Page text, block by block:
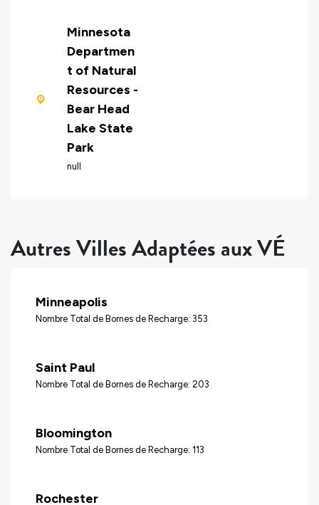
Minnesota
Departmen
t of Natural
Resources -
Bear Head
Lake State
Park
null
Autres Villes Adaptées aux VÉ
Minneapolis
Nombre Total de Bornes de Recharge: 353
Saint Paul
Nombre Total de Bornes de Recharge: 203
Bloomington
Nombre Total de Bornes de Recharge: 113
Rochester